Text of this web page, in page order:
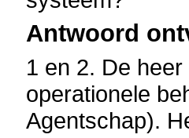
Antwoord
1 en 2. De
operationele
Agentschap).